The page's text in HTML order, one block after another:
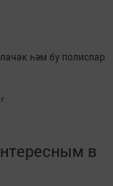
һәм бу полислар
в